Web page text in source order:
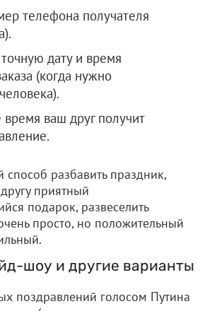
телефона получателя
дату и время
(когда нужно
время ваш друг получит
способ разбавить праздник,
приятный
подарок, развеселить
просто, но положительный
шоу и другие варианты
поздравлений голосом Путина